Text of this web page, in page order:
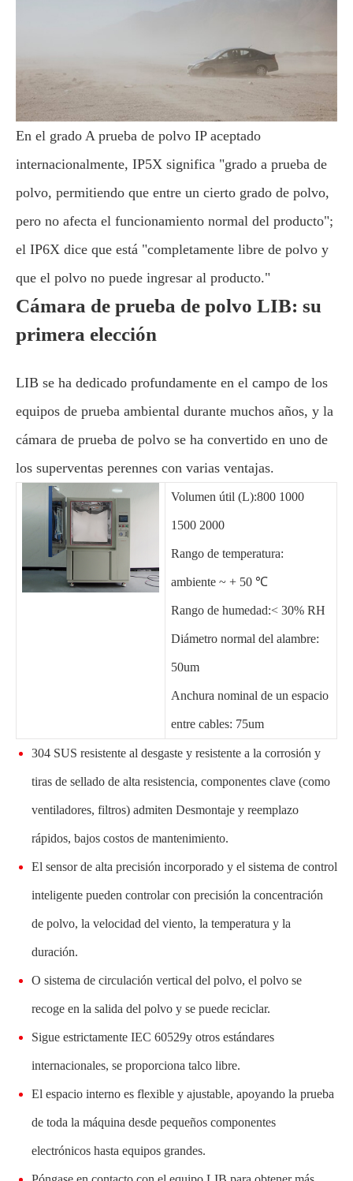
En el grado A prueba de polvo IP aceptado
internacionalmente, IP5X significa "grado a prueba de
polvo, permitiendo que entre un cierto grado de polvo,
pero no afecta el funcionamiento normal del producto";
el IP6X dice que está "completamente libre de polvo y
que el polvo no puede ingresar al producto."
Cámara de prueba de polvo LIB: su
primera elección
LIB se ha dedicado profundamente en el campo de los
equipos de prueba ambiental durante muchos años, y la
cámara de prueba de polvo se ha convertido en uno de
los superventas perennes con varias ventajas.
Volumen útil (L):800 1000
1500 2000
Rango de temperatura:
ambiente ~ + 50 ℃
Rango de humedad:< 30% RH
Diámetro normal del alambre:
50um
Anchura nominal de un espacio
entre cables: 75um
304 SUS resistente al desgaste y resistente a la corrosión y
tiras de sellado de alta resistencia, componentes clave (como
ventiladores, filtros) admiten Desmontaje y reemplazo
rápidos, bajos costos de mantenimiento.
El sensor de alta precisión incorporado y el sistema de control
inteligente pueden controlar con precisión la concentración
de polvo, la velocidad del viento, la temperatura y la
duración.
O sistema de circulación vertical del polvo, el polvo se
recoge en la salida del polvo y se puede reciclar.
Sigue estrictamente IEC 60529y otros estándares
internacionales, se proporciona talco libre.
El espacio interno es flexible y ajustable, apoyando la prueba
de toda la máquina desde pequeños componentes
electrónicos hasta equipos grandes.